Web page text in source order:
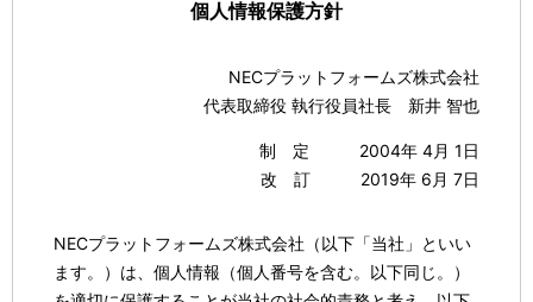
個人情報保護方針
NECプラットフォームズ株式会社
代表取締役 執行役員社長 新井 智也
制定 2004年 4月 1日
改訂 2019年 6月 7日
NECプラットフォームズ株式会社（以下「当社」といい
ます。）は、個人情報（個人番号を含む。以下同じ。）